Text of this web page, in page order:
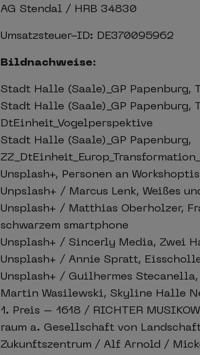
AG Stendal / HRB 34830
Umsatzsteuer-ID: DE370095962
Bildnachweise:
Stadt Halle (Saale)_GP
Stadt Halle (Saale)_GP Papenburg,
DtEinheit_Vogelperspektive
Stadt Halle (Saale)_GP Papenburg,
Unsplash+, Personen an
Unpslash+ / Marcus Lenk, Weißes
Unsplash+ / Matthias Oberholzer,
schwarzem smartphone
Unsplash+ / Sincerly Media, Zwei
Unsplash+ / Annie Spratt,
Unsplash+ / Guilhermes
Martin Wasilewski, Skyline Halle
1. Preis – 1618 / RICHTER
raum a. Gesellschaft von
Zukunftszentrum / Alf Arnold /